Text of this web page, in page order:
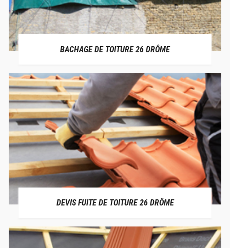
BACHAGE DE TOITURE 26 DRÔME
DEVIS FUITE DE TOITURE 26 DRÔME